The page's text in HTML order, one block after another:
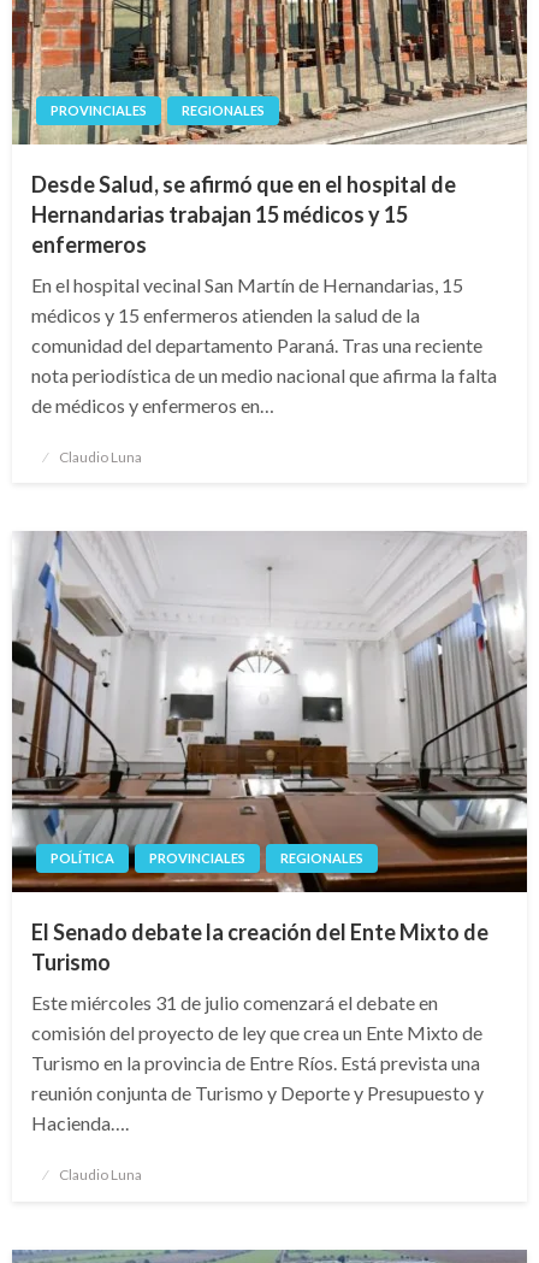
PROVINCIALES REGIONALES
Desde Salud, se afirmó que en el hospital de
Hernandarias trabajan 15 médicos y 15
enfermeros
En el hospital vecinal San Martín de Hernandarias, 15
médicos y 15 enfermeros atienden la salud de la
comunidad del departamento Paraná. Tras una reciente
nota periodística de un medio nacional que afirma la falta
de médicos y enfermeros en…
Publicado
Claudio Luna
POLÍTICA PROVINCIALES REGIONALES
El Senado debate la creación del Ente Mixto de
Turismo
Este miércoles 31 de julio comenzará el debate en
comisión del proyecto de ley que crea un Ente Mixto de
Turismo en la provincia de Entre Ríos. Está prevista una
reunión conjunta de Turismo y Deporte y Presupuesto y
Hacienda….
Publicado
Claudio Luna